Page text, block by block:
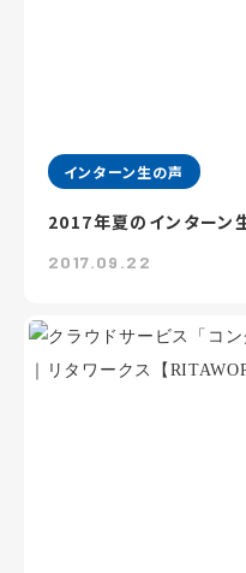
インターン生の声
2017年夏のインターン
2017.09.22